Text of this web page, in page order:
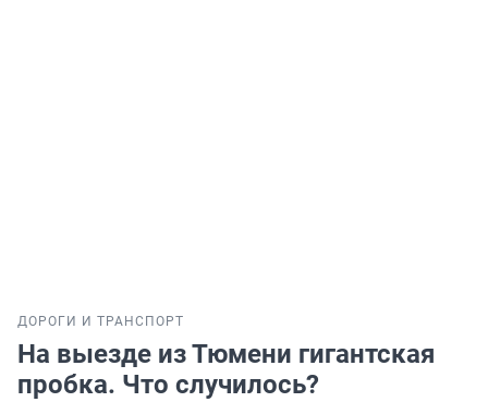
ДОРОГИ И ТРАНСПОРТ
На выезде из Тюмени гигантская
пробка. Что случилось?